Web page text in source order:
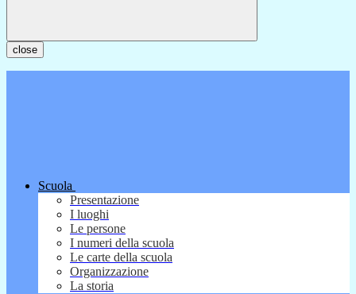
close
Scuola
Presentazione
I luoghi
Le persone
I numeri della scuola
Le carte della scuola
Organizzazione
La storia